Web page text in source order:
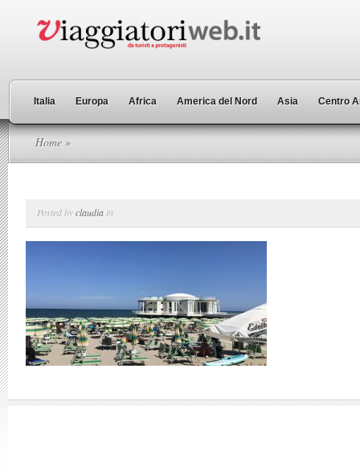
Italia Europa Africa America del Nord Asia Centro
Home »
Posted byclaudia in